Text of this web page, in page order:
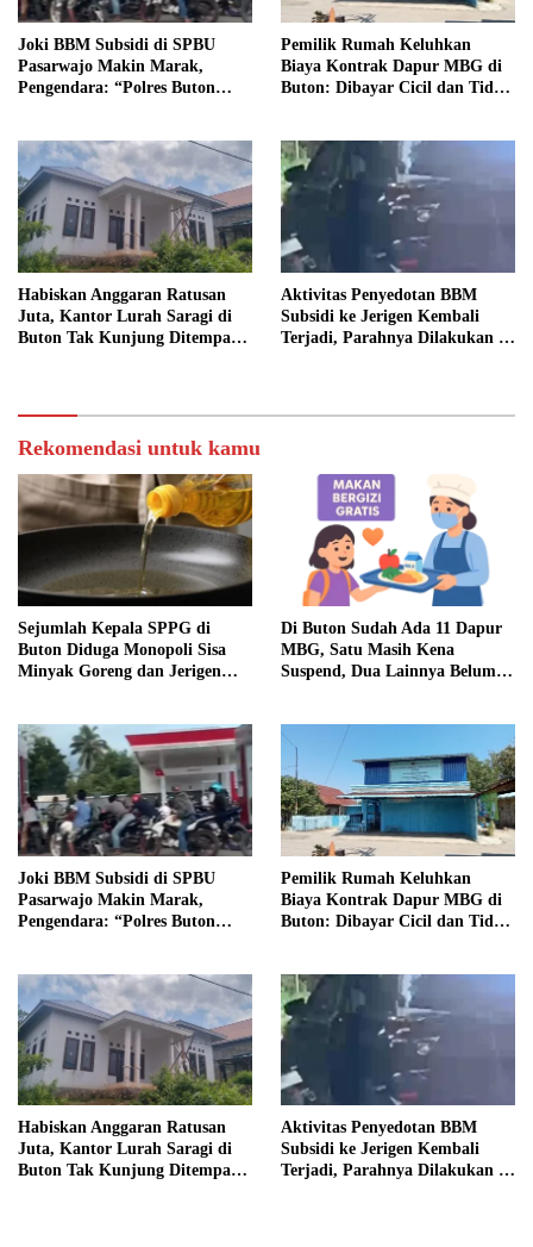
Joki BBM Subsidi di SPBU
Pasarwajo Makin Marak,
Pengendara: “Polres Buton
Pemilik Rumah Keluhkan
Biaya Kontrak Dapur MBG di
Buton: Dibayar Cicil dan Tidak
Habiskan Anggaran Ratusan
Juta, Kantor Lurah Saragi di
Buton Tak Kunjung Ditempati,
Aktivitas Penyedotan BBM
Subsidi ke Jerigen Kembali
Terjadi, Parahnya Dilakukan di
Rekomendasi untuk kamu
Sejumlah Kepala SPPG di
Buton Diduga Monopoli Sisa
Minyak Goreng dan Jerigen
Di Buton Sudah Ada 11 Dapur
MBG, Satu Masih Kena
Suspend, Dua Lainnya Belum
Joki BBM Subsidi di SPBU
Pasarwajo Makin Marak,
Pengendara: “Polres Buton
Pemilik Rumah Keluhkan
Biaya Kontrak Dapur MBG di
Buton: Dibayar Cicil dan Tidak
Habiskan Anggaran Ratusan
Juta, Kantor Lurah Saragi di
Buton Tak Kunjung Ditempati,
Aktivitas Penyedotan BBM
Subsidi ke Jerigen Kembali
Terjadi, Parahnya Dilakukan di